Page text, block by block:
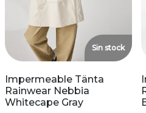
Sin stock
Impermeable Tänta
Rainwear Nebbia
Whitecape Gray